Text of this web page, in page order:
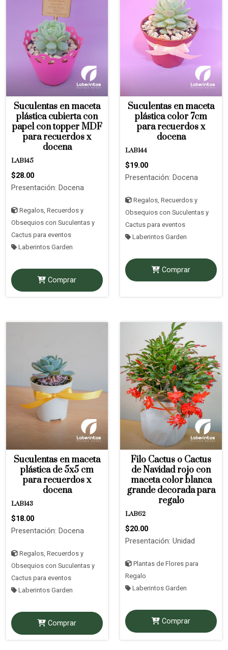
Suculentas en maceta
plástica cubierta con
papel con topper MDF
para recuerdos x
docena
LAB145
$28.00
Presentación: Docena
Regalos, Recuerdos y
Obsequios con Suculentas y
Cactus para eventos
Laberintos Garden
Comprar
Suculentas en maceta
plástica color 7cm
para recuerdos x
docena
LAB144
$19.00
Presentación: Docena
Regalos, Recuerdos y
Obsequios con Suculentas y
Cactus para eventos
Laberintos Garden
Comprar
Suculentas en maceta
plástica de 5x5 cm
para recuerdos x
docena
LAB143
$18.00
Presentación: Docena
Regalos, Recuerdos y
Obsequios con Suculentas y
Cactus para eventos
Laberintos Garden
Comprar
Filo Cactus o Cactus
de Navidad rojo con
maceta color blanca
grande decorada para
regalo
LAB62
$20.00
Presentación: Unidad
Plantas de Flores para
Regalo
Laberintos Garden
Comprar